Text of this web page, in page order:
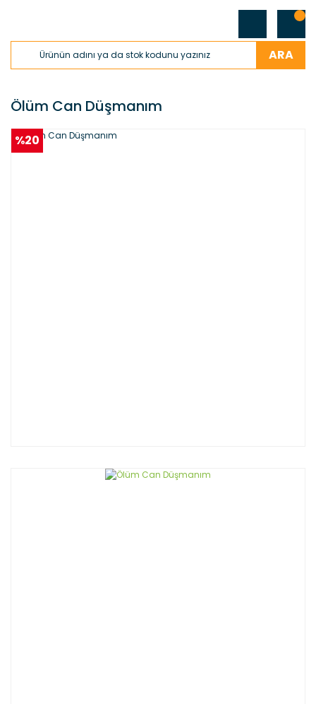
ARA
Ölüm Can Düşmanım
%20